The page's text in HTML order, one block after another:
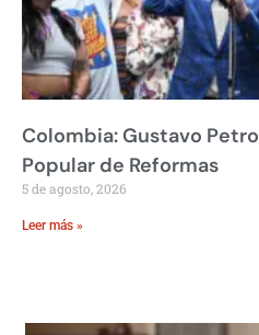
Colombia: Gustavo
Popular de Reformas
5 de agosto, 2026
Leer más »